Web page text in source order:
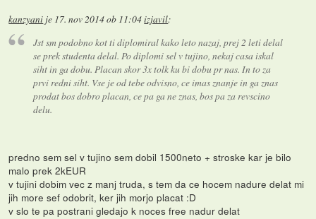
kanzyani je 17. nov 2014 ob 11:04izjavil:
Jst sm podobno kot ti diplomiral kako leto nazaj, prej 2 leti delal
se prek studenta delal. Po diplomi sel v tujino, nekaj casa iskal
siht in ga dobu. Placan skor 3x tolk ku bi dobu pr nas. In to za
prvi redni siht. Vse je od tebe odvisno, ce imas znanje in ga znas
prodat bos dobro placan, ce pa ga ne znas, bos pa za revscino
delu.
predno sem sel v tujino sem dobil 1500neto + stroske kar je bilo
malo prek 2kEUR
v tujini dobim vec z manj truda, s tem da ce hocem nadure delat mi
jih more sef odobrit, ker jih morjo placat :D
v slo te pa postrani gledajo k noces free nadur delat